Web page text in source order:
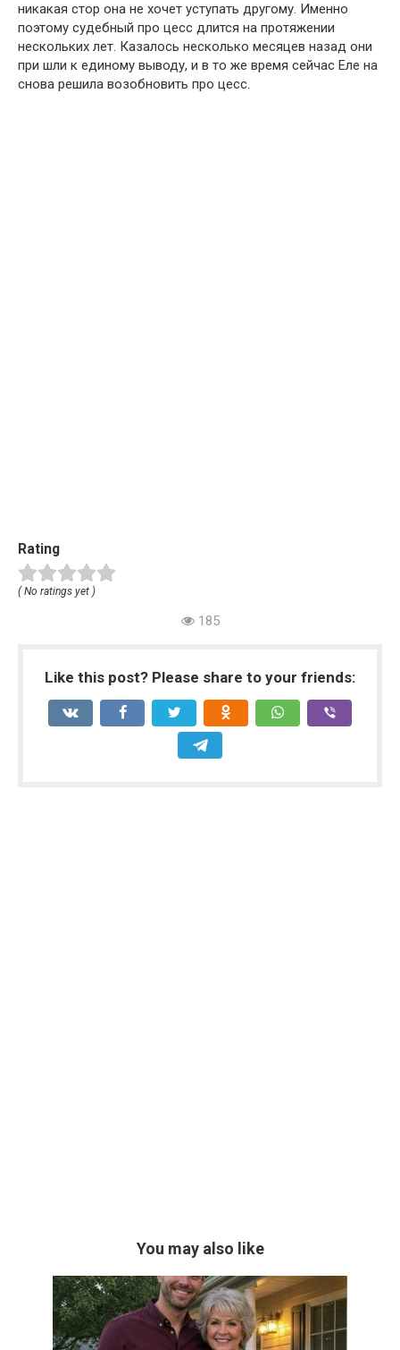
никакая стор она не хочет уступать другому. Именно
поэтому судебный про цесс длится на протяжении
нескольких лет. Казалось несколько месяцев назад они
при шли к единому выводу, и в то же время сейчас Еле на
снова решила возобновить про цесс.
Rating
( No ratings yet )
185
Like this post? Please share to your friends:
You may also like